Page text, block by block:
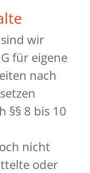
wir
für eigene
nach
§§ 8 bis 10
nicht
oder